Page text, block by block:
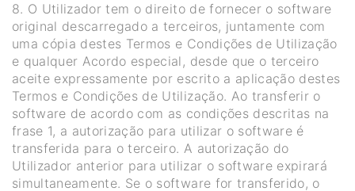
8. O Utilizador tem o direito de fornecer o software
original descarregado a terceiros, juntamente com
uma cópia destes Termos e Condições de Utilização
e qualquer Acordo especial, desde que o terceiro
aceite expressamente por escrito a aplicação destes
Termos e Condições de Utilização. Ao transferir o
software de acordo com as condições descritas na
frase 1, a autorização para utilizar o software é
transferida para o terceiro. A autorização do
Utilizador anterior para utilizar o software expirará
simultaneamente. Se o software for transferido, o